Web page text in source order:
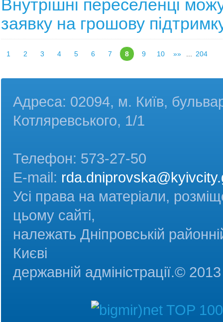
Внутрішні переселенці
заявку на грошову
1 2 3 4 5 6 7 8 9 10 »» 204
Адреса: 02094, м. Київ,
Котляревського, 1/1
Телефон: 573-27-50
E-mail:
Усі права на матеріали,
цьому сайті,
належать Дніпровській
Києві
державній